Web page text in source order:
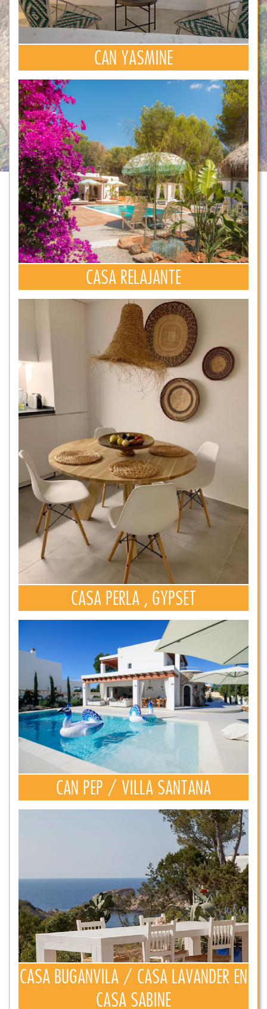
CAN YASMINE
CASA RELAJANTE
CASA PERLA , GYPSET
CAN PEP / VILLA SANTANA
CASA BUGANVILA / CASA LAVANDER EN
CASA SABINE